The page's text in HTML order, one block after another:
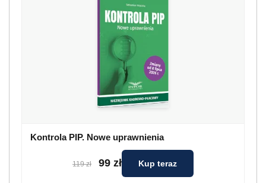
Kontrola PIP. Nowe uprawnienia
119 zł 99 zł Kup teraz